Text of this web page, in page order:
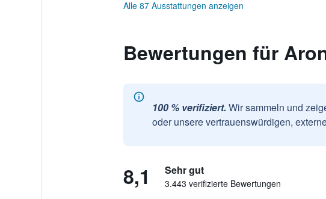
Alle 87 Ausstattungen anzeigen
Bewertungen für
100 % verifiziert. Wir sammeln und
oder unsere vertrauenswürdigen,
8,1 Sehr gut
3.443 verifizierte Bewertungen